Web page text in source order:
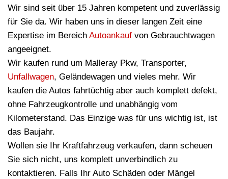
Wir sind seit über 15 Jahren kompetent und zuverlässig
für Sie da. Wir haben uns in dieser langen Zeit eine
Expertise im Bereich Autoankauf von Gebrauchtwagen
angeeignet.
Wir kaufen rund um Malleray Pkw, Transporter,
Unfallwagen, Geländewagen und vieles mehr. Wir
kaufen die Autos fahrtüchtig aber auch komplett defekt,
ohne Fahrzeugkontrolle und unabhängig vom
Kilometerstand. Das Einzige was für uns wichtig ist, ist
das Baujahr.
Wollen sie Ihr Kraftfahrzeug verkaufen, dann scheuen
Sie sich nicht, uns komplett unverbindlich zu
kontaktieren. Falls Ihr Auto Schäden oder Mängel